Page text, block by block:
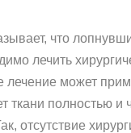
что
лечить
лечение может
ткани полностью и
отсутствие